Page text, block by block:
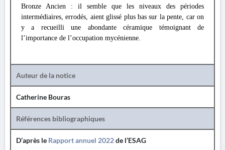
Bronze Ancien : il semble que les niveaux des périodes
intermédiaires, errodés, aient glissé plus bas sur la pente, car on
y a recueilli une abondante céramique témoignant de
l’importance de l’occupation mycénienne.
Auteur de la notice
Catherine Bouras
Références bibliographiques
D’après le Rapport annuel 2022de l’ESAG